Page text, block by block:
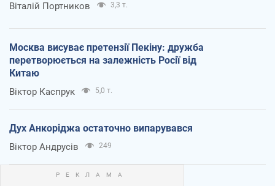
Віталій Портников 3,3 т.
Москва висуває претензії Пекіну: дружба
перетворюється на залежність Росії від
Китаю
Віктор Каспрук 5,0 т.
Дух Анкоріджа остаточно випарувався
Віктор Андрусів 249